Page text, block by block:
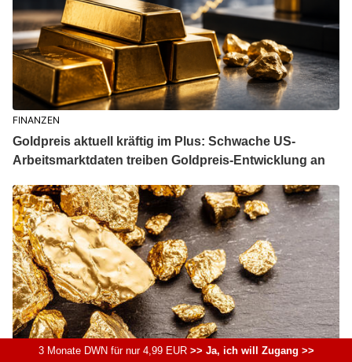
FINANZEN
Goldpreis aktuell kräftig im Plus: Schwache US-
Arbeitsmarktdaten treiben Goldpreis-Entwicklung an
3 Monate DWN für nur 4,99 EUR>> Ja, ich will Zugang >>